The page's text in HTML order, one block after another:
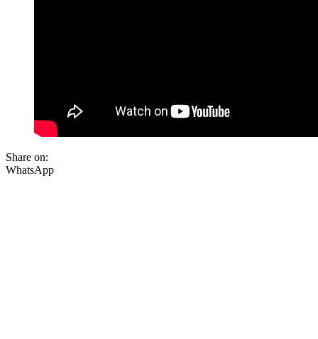
Share on:
WhatsApp